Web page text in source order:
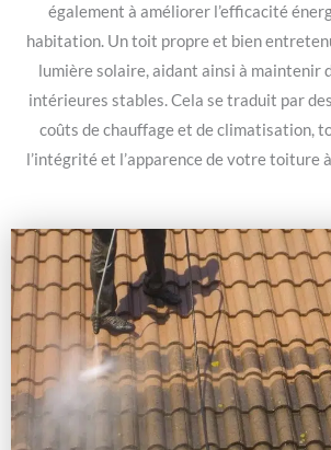
également à améliorer l’efficacité
habitation. Un toit propre et bien
lumière solaire, aidant ainsi à maintenir
intérieures stables. Cela se traduit par
coûts de chauffage et de climatisation,
l’intégrité et l’apparence de votre toiture